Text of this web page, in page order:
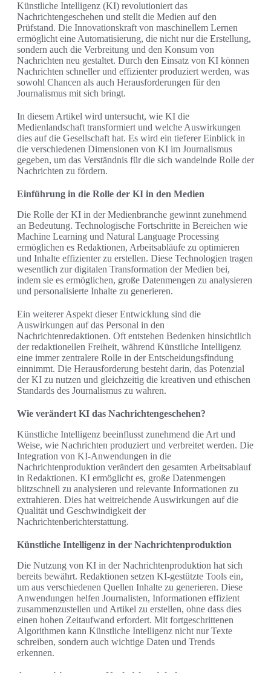
Künstliche Intelligenz (KI) revolutioniert das
Nachrichtengeschehen und stellt die Medien auf den
Prüfstand. Die Innovationskraft von maschinellem Lernen
ermöglicht eine Automatisierung, die nicht nur die Erstellung,
sondern auch die Verbreitung und den Konsum von
Nachrichten neu gestaltet. Durch den Einsatz von KI können
Nachrichten schneller und effizienter produziert werden, was
sowohl Chancen als auch Herausforderungen für den
Journalismus mit sich bringt.
In diesem Artikel wird untersucht, wie KI die
Medienlandschaft transformiert und welche Auswirkungen
dies auf die Gesellschaft hat. Es wird ein tieferer Einblick in
die verschiedenen Dimensionen von KI im Journalismus
gegeben, um das Verständnis für die sich wandelnde Rolle der
Nachrichten zu fördern.
Einführung in die Rolle der KI in den Medien
Die Rolle der KI in der Medienbranche gewinnt zunehmend
an Bedeutung. Technologische Fortschritte in Bereichen wie
Machine Learning und Natural Language Processing
ermöglichen es Redaktionen, Arbeitsabläufe zu optimieren
und Inhalte effizienter zu erstellen. Diese Technologien tragen
wesentlich zur digitalen Transformation der Medien bei,
indem sie es ermöglichen, große Datenmengen zu analysieren
und personalisierte Inhalte zu generieren.
Ein weiterer Aspekt dieser Entwicklung sind die
Auswirkungen auf das Personal in den
Nachrichtenredaktionen. Oft entstehen Bedenken hinsichtlich
der redaktionellen Freiheit, während Künstliche Intelligenz
eine immer zentralere Rolle in der Entscheidungsfindung
einnimmt. Die Herausforderung besteht darin, das Potenzial
der KI zu nutzen und gleichzeitig die kreativen und ethischen
Standards des Journalismus zu wahren.
Wie verändert KI das Nachrichtengeschehen?
Künstliche Intelligenz beeinflusst zunehmend die Art und
Weise, wie Nachrichten produziert und verbreitet werden. Die
Integration von KI-Anwendungen in die
Nachrichtenproduktion verändert den gesamten Arbeitsablauf
in Redaktionen. KI ermöglicht es, große Datenmengen
blitzschnell zu analysieren und relevante Informationen zu
extrahieren. Dies hat weitreichende Auswirkungen auf die
Qualität und Geschwindigkeit der
Nachrichtenberichterstattung.
Künstliche Intelligenz in der Nachrichtenproduktion
Die Nutzung von KI in der Nachrichtenproduktion hat sich
bereits bewährt. Redaktionen setzen KI-gestützte Tools ein,
um aus verschiedenen Quellen Inhalte zu generieren. Diese
Anwendungen helfen Journalisten, Informationen effizient
zusammenzustellen und Artikel zu erstellen, ohne dass dies
einen hohen Zeitaufwand erfordert. Mit fortgeschrittenen
Algorithmen kann Künstliche Intelligenz nicht nur Texte
schreiben, sondern auch wichtige Daten und Trends
erkennen.